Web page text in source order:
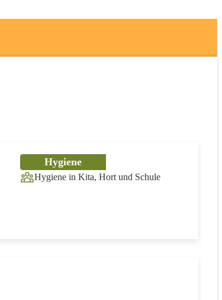
Hygiene
Hygiene in Kita, Hort und Schule